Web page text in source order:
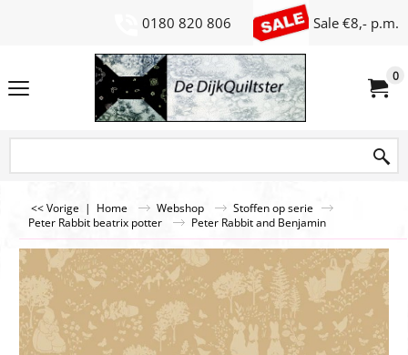
0180 820 806 Sale €8,- p.m.
0
<< Vorige | Home Webshop
Stoffen op serie
Peter Rabbit beatrix potter
Peter Rabbit and Benjamin